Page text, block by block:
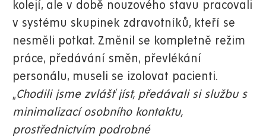
kolejí, ale v době nouzového stavu pracovali
v systému skupinek zdravotníků, kteří se
nesměli potkat. Změnil se kompletně režim
práce, předávání směn, převlékání
personálu, museli se izolovat pacienti.
„Chodili jsme zvlášť jíst, předávali si službu s
minimalizací osobního kontaktu,
prostřednictvím podrobné